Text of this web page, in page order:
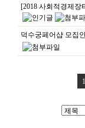
[2018 사회적경제장
덕수궁페어샵 모집
1